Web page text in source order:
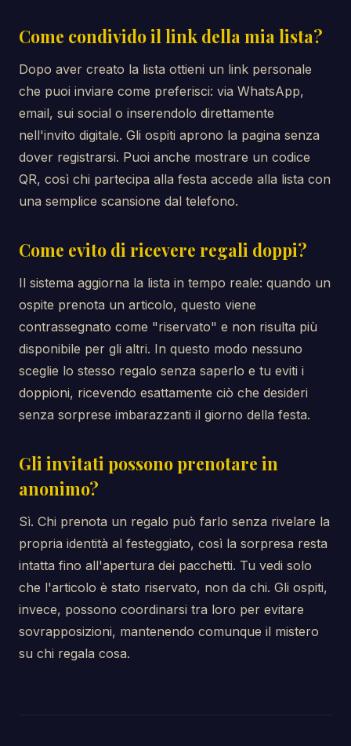
Come condivido il link della mia lista?
Dopo aver creato la lista ottieni un link personale
che puoi inviare come preferisci: via WhatsApp,
email, sui social o inserendolo direttamente
nell'invito digitale. Gli ospiti aprono la pagina senza
dover registrarsi. Puoi anche mostrare un codice
QR, così chi partecipa alla festa accede alla lista con
una semplice scansione dal telefono.
Come evito di ricevere regali doppi?
Il sistema aggiorna la lista in tempo reale: quando un
ospite prenota un articolo, questo viene
contrassegnato come "riservato" e non risulta più
disponibile per gli altri. In questo modo nessuno
sceglie lo stesso regalo senza saperlo e tu eviti i
doppioni, ricevendo esattamente ciò che desideri
senza sorprese imbarazzanti il giorno della festa.
Gli invitati possono prenotare in
anonimo?
Sì. Chi prenota un regalo può farlo senza rivelare la
propria identità al festeggiato, così la sorpresa resta
intatta fino all'apertura dei pacchetti. Tu vedi solo
che l'articolo è stato riservato, non da chi. Gli ospiti,
invece, possono coordinarsi tra loro per evitare
sovrapposizioni, mantenendo comunque il mistero
su chi regala cosa.